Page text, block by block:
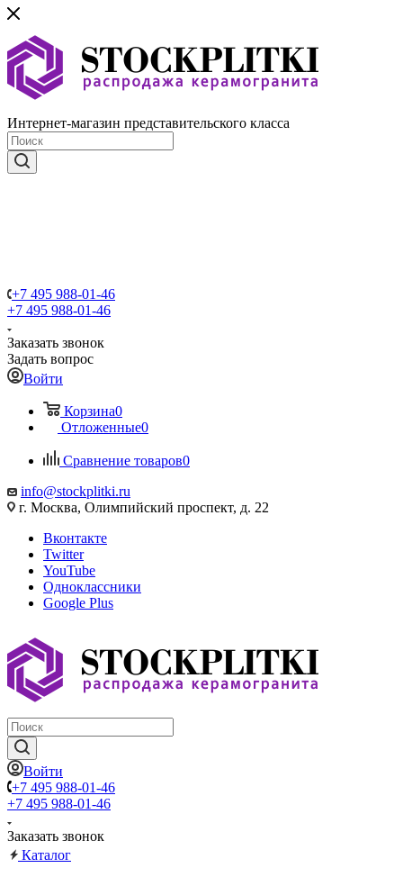
Интернет-магазин представительского класса
+7 495 988-01-46
+7 495 988-01-46
Заказать звонок
Задать вопрос
Войти
Корзина0
Отложенные0
Сравнение товаров0
info@stockplitki.ru
г. Москва, Олимпийский проспект, д. 22
Вконтакте
Twitter
YouTube
Одноклассники
Google Plus
Войти
+7 495 988-01-46
+7 495 988-01-46
Заказать звонок
Каталог